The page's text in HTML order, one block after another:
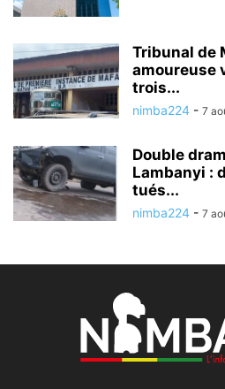
Tribunal de
amoureuse
trois...
nimba224 - 7
Double
Lambanyi :
tués...
nimba224 - 7